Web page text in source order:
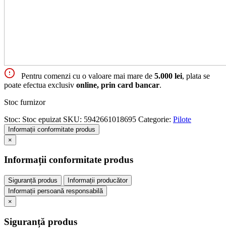
Pentru comenzi cu o valoare mai mare de 5.000 lei, plata se
poate efectua exclusiv online, prin card bancar.
Stoc furnizor
Stoc: Stoc epuizat SKU: 5942661018695 Categorie: Pilote
Informații conformitate produs
×
Informații conformitate produs
Siguranță produs
Informații producător
Informații persoană responsabilă
×
Siguranță produs